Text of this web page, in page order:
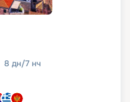
8 дн/7 нч